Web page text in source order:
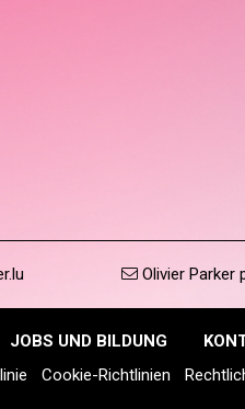
Olivier Parker
JOBS UND BILDUNG
Cookie-Richtlinien